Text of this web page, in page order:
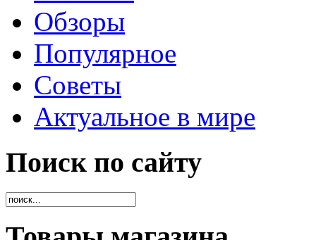
Обзоры
Популярное
Советы
Актуальное в мире
Поиск по сайту